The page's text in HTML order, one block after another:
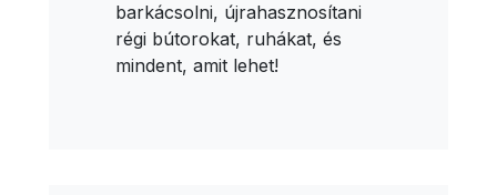
barkácsolni, újrahasznosítani
régi bútorokat, ruhákat, és
mindent, amit lehet!